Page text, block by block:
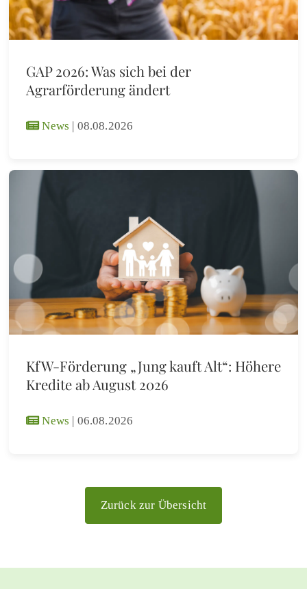
GAP 2026: Was sich bei der
Agrarförderung ändert
News | 08.08.2026
KfW-Förderung „Jung kauft Alt“: Höhere
Kredite ab August 2026
News | 06.08.2026
Zurück zur Übersicht